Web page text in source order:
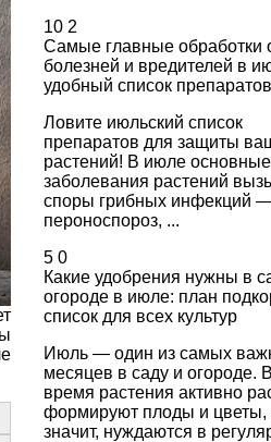
10 2
Самые главные обработки
болезней и вредителей в
удобный список препаратов
Ловите июльский список
препаратов для защиты
растений! В июле основные
заболевания растений
споры грибных инфекций
пероноспороз, ...
5 0
Какие удобрения нужны в
огороде в июле: план
список для всех культур
Июль — один из самых
месяцев в саду и огороде.
время растения активно
формируют плоды и цветы,
значит, нуждаются в